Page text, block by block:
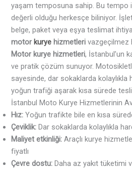
yaşam temposuna sahip. Bu tempo
değerli olduğu herkesçe biliniyor.
belge, paket veya eşya teslimat
motor kurye hizmetleri vazgeçilmez
Motor kurye hizmetleri, İstanbul’un
ve pratik çözüm sunuyor.
sayesinde, dar sokaklarda kolaylıkla
yoğun trafiği aşarak kısa sürede
İstanbul Moto Kurye Hizmetlerinin
Hız: Yoğun trafikte bile en kısa
Çeviklik: Dar sokaklarda kolaylıkla
Maliyet etkinliği: Araçlı kurye
fiyatlı
Çevre dostu: Daha az yakıt tüketimi